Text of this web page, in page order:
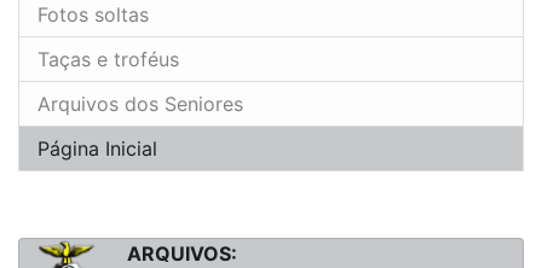
Fotos soltas
Taças e troféus
Arquivos dos Seniores
Página Inicial
ARQUIVOS: